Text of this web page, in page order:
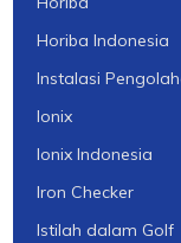
Horiba Indonesia
Instalasi
Ionix
Ionix Indonesia
Iron Checker
Istilah dalam Golf